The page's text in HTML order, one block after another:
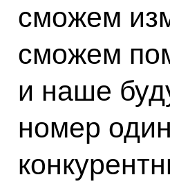
сможем
сможем
и наше
номер